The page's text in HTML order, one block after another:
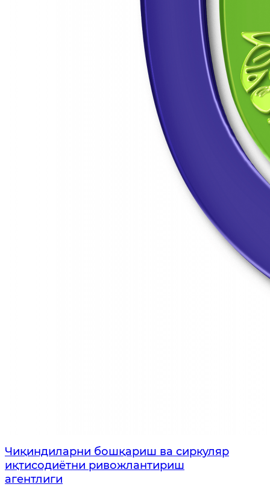
Чиқиндиларни бошқариш ва сиркуляр
иқтисодиётни ривожлантириш
агентлиги